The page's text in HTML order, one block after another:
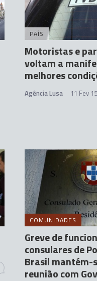
PAÍS
Motoristas e
voltam a
melhores
Agência Lusa 11 Fev
COMUNIDADES
Greve de
consulares de
Brasil mantém-
reunião com